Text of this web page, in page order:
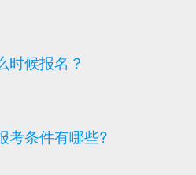
时候报名？
考条件有哪些?